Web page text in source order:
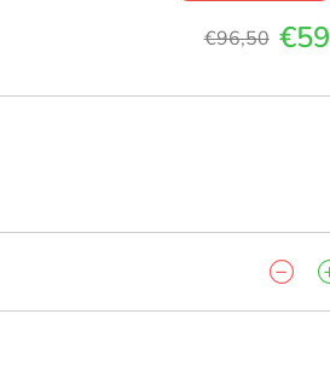
€96,50 €59